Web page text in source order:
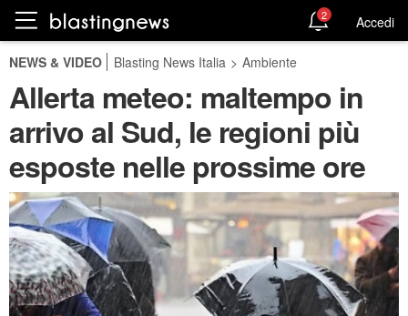
2 Accedi
NEWS & VIDEO Blasting News Italia > Ambiente
Allerta meteo: maltempo in
arrivo al Sud, le regioni più
esposte nelle prossime ore